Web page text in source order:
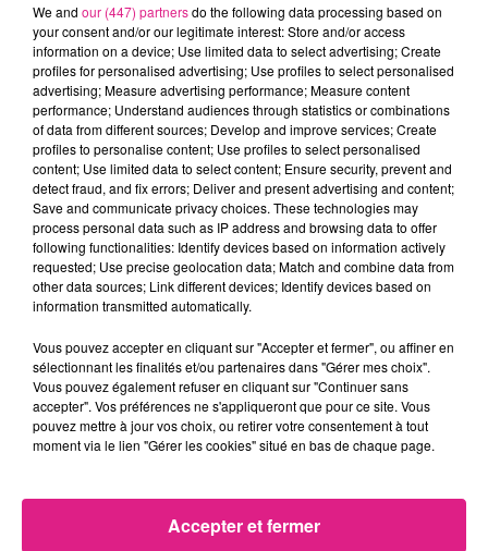
moteurs du parc pour l'été.
14 juillet 2023
MONDIAL AIR BALLON : À QUOI VA RESSEMBLER L’ÉDITION 2023 ?
L’évènement international se déroule du 21 au 30
juillet 2023 sur l'aérodrome de Chambley.
We and our (447) partnersdo the following data processing based on
your consent and/or our legitimate interest: Store and/or access
information on a device; Use limited data to select advertising; Create
profiles for personalised advertising; Use profiles to select personalised
advertising; Measure advertising performance; Measure content
performance; Understand audiences through statistics or combinations
of data from different sources; Develop and improve services; Create
profiles to personalise content; Use profiles to select personalised
content; Use limited data to select content; Ensure security, prevent and
detect fraud, and fix errors; Deliver and present advertising and content;
Save and communicate privacy choices. These technologies may
process personal data such as IP address and browsing data to offer
following functionalities: Identify devices based on information actively
requested; Use precise geolocation data; Match and combine data from
other data sources; Link different devices; Identify devices based on
information transmitted automatically.
Vous pouvez accepter en cliquant sur "Accepter et fermer", ou affiner en
sélectionnant les finalités et/ou partenaires dans "Gérer mes choix".
Vous pouvez également refuser en cliquant sur "Continuer sans
accepter". Vos préférences ne s'appliqueront que pour ce site. Vous
pouvez mettre à jour vos choix, ou retirer votre consentement à tout
moment via le lien "Gérer les cookies" situé en bas de chaque page.
Accepter et fermer